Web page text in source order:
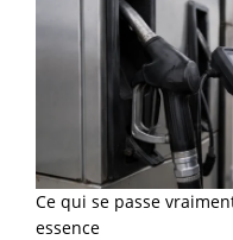
Ce qui se passe
essence